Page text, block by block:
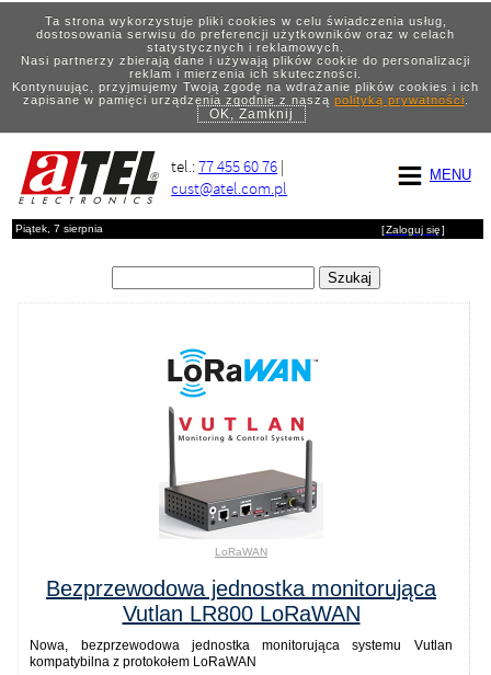
Ta strona wykorzystuje pliki cookies w celu świadczenia usług,
dostosowania serwisu do preferencji użytkowników oraz w celach
statystycznych i reklamowych.
Nasi partnerzy zbierają dane i używają plików cookie do personalizacji
reklam i mierzenia ich skuteczności.
Kontynuując, przyjmujemy Twoją zgodę na wdrażanie plików cookies i ich
zapisane w pamięci urządzenia zgodnie z naszą polityką prywatności.
OK, Zamknij
MENU
tel.:77 455 60 76 |
cust@atel.com.pl
Piątek, 7 sierpnia [Zaloguj się]
LoRaWAN
Bezprzewodowa jednostka monitorująca
Vutlan LR800 LoRaWAN
Nowa, bezprzewodowa jednostka monitorująca systemu Vutlan
kompatybilna z protokołem LoRaWAN